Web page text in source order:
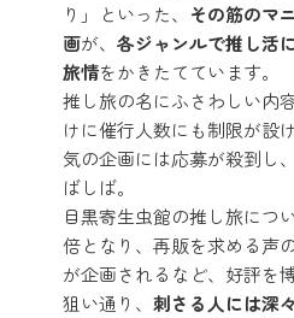
り」といった、
その筋のマ
画が、 各ジャンルで推し活
旅情をかきたてています。
推し旅の名にふさわしい内
けに催行人数にも制限が設
気の企画には応募が殺到し
ばしば。
目黒寄生虫館の推し旅につ
倍となり、再販を求める声
が企画されるなど、好評を
狙い通り、 刺さる人には深